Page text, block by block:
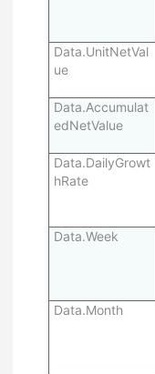
Data.UnitNetVal
ue
Data.Accumulat
edNetValue
Data.DailyGrowt
hRate
Data.Week
Data.Month